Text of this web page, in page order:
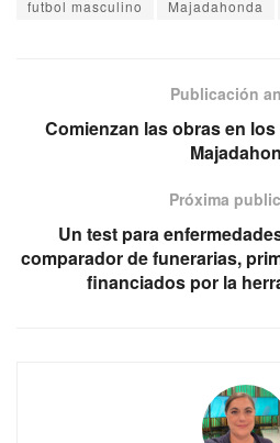
futbol masculino
Majadahonda
Publicación
Comienzan las obras en
Próxima
Un test para
comparador de funerarias,
financiados por la